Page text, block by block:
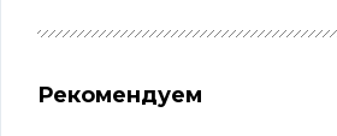
Рекомендуем